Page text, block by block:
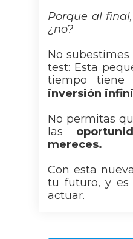
Porque al
¿no?
No
test: Esta
tiempo
inversión
No permitas
las
mereces.
Con esta
tu futuro, y
actuar.